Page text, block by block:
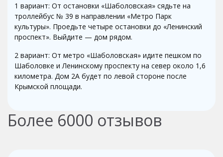
1 вариант: От остановки «Шаболовская» сядьте на
троллейбус № 39 в направлении «Метро Парк
культуры». Проедьте четыре остановки до «Ленинский
проспект». Выйдите — дом рядом.
2 вариант: От метро «Шаболовская» идите пешком по
Шаболовке и Ленинскому проспекту на север около 1,6
километра. Дом 2А будет по левой стороне после
Крымской площади.
Более 6000 отзывов